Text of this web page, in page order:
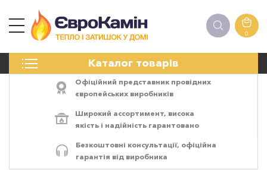
0
Каталог товарів
ПЕЧІ
ЕЛЕКТРОКАМІНИ
АКСЕСУАРИ
Офіційний представник провідних
європейських виробників
Широкий ассортимент, висока
якість і надійність гарантовано
Безкоштовні консультації, офіційна
гарантія від виробника